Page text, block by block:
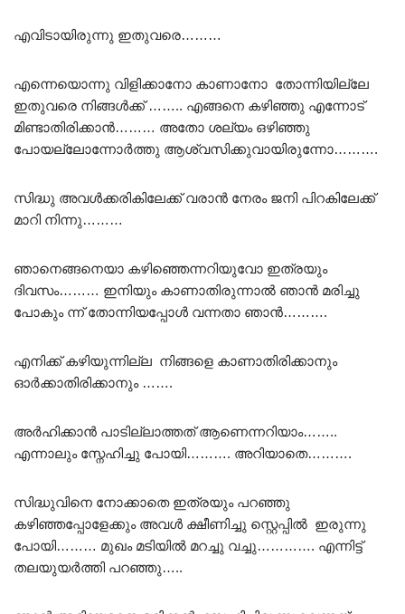
എവിടായിരുന്നു ഇതുവരെ………
എന്നെയൊന്നു വിളിക്കാനോ കാണാനോ തോന്നിയില്ലേ
ഇതുവരെ നിങ്ങൾക്ക് …….. എങ്ങനെ കഴിഞ്ഞു എന്നോട്
മിണ്ടാതിരിക്കാൻ……… അതോ ശല്യം ഒഴിഞ്ഞു
പോയല്ലോന്നോർത്തു ആശ്വസിക്കുവായിരുന്നോ……….
സിദ്ധു അവൾക്കരികിലേക്ക് വരാൻ നേരം ജനി പിറകിലേക്ക്
മാറി നിന്നു………
ഞാനെങ്ങനെയാ കഴിഞ്ഞെന്നറിയുവോ ഇത്രയും
ദിവസം……… ഇനിയും കാണാതിരുന്നാൽ ഞാൻ മരിച്ചു
പോകും ന്ന് തോന്നിയപ്പോൾ വന്നതാ ഞാൻ……….
എനിക്ക് കഴിയുന്നില്ല നിങ്ങളെ കാണാതിരിക്കാനും
ഓർക്കാതിരിക്കാനും …….
അർഹിക്കാൻ പാടില്ലാത്തത് ആണെന്നറിയാം……..
എന്നാലും സ്നേഹിച്ചു പോയി………. അറിയാതെ……….
സിദ്ധുവിനെ നോക്കാതെ ഇത്രയും പറഞ്ഞു
കഴിഞ്ഞപ്പോളേക്കും അവൾ ക്ഷീണിച്ചു സ്റ്റെപ്പിൽ ഇരുന്നു
പോയി……… മുഖം മടിയിൽ മറച്ചു വച്ചു…………. എന്നിട്ട്
തലയുയർത്തി പറഞ്ഞു…..